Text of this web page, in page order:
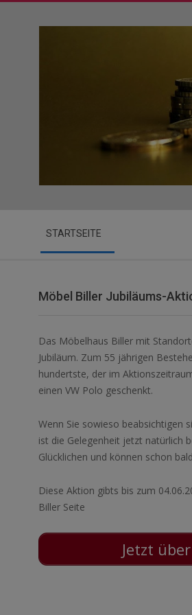
Navigation
Menu
STARTSEITE
Möbel Biller Jubiläums-
Das Möbelhaus Biller mit
Jubiläum. Zum 55 jährigen
hundertste, der im
einen VW Polo geschenkt.
Wenn Sie sowieso beabsichtigen
ist die Gelegenheit jetzt natürlich
Glücklichen und können schon
Diese Aktion gibts bis zum
Biller Seite
Jetzt